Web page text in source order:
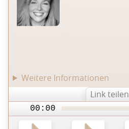
Weitere Informationen
Link teilen
00:00